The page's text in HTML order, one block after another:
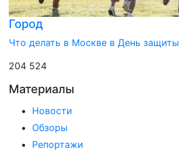
Город
Что делать в Москве в День защиты
204 524
Материалы
Новости
Обзоры
Репортажи